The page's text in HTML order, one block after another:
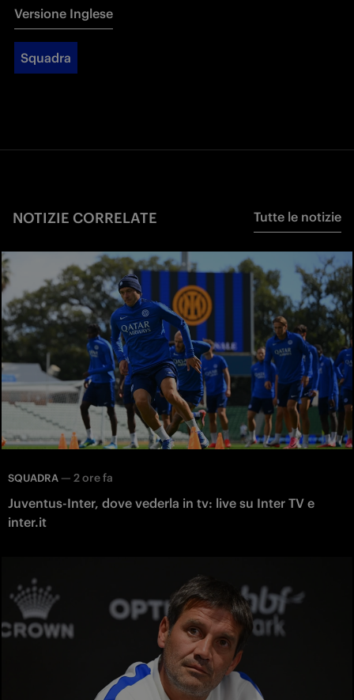
Versione Inglese
Squadra
NOTIZIE CORRELATE Tutte le notizie
SQUADRA — 2 ore fa
Juventus-Inter, dove vederla in tv: live su Inter TV e
inter.it